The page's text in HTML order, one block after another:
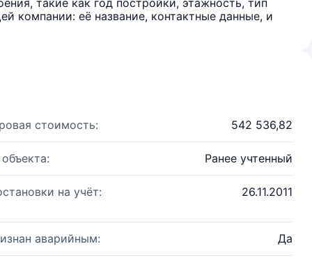
такие как год постройки, этажность, тип
компании: её название, контактные данные, и
стоимость: 542 536,82
Ранее учтенный
на учёт: 26.11.2011
аварийным: Да